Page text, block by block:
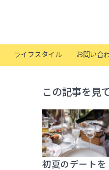
ライフスタイル お問い合
この記事を見
初夏のデートを